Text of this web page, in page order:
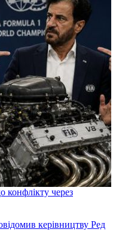
конфлікту через